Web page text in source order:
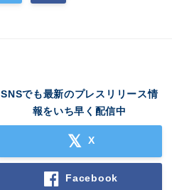
SNSでも最新のプレスリリース情
報をいち早く配信中
X
Facebook